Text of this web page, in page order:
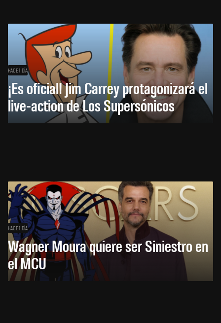
HACE 1 DÍA
¡Es oficial! Jim Carrey protagonizará el
live-action de Los Supersónicos
HACE 1 DÍA
Wagner Moura quiere ser Siniestro en
el MCU